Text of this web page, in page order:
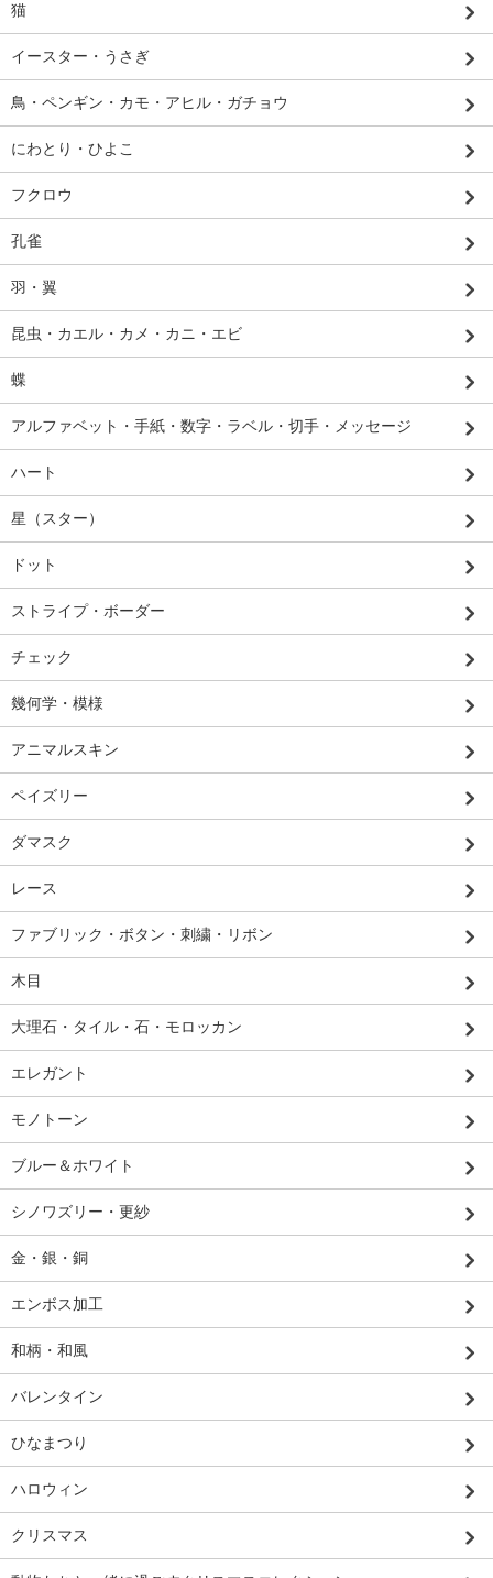
猫
イースター・うさぎ
鳥・ペンギン・カモ・アヒル・ガチョウ
にわとり・ひよこ
フクロウ
孔雀
羽・翼
昆虫・カエル・カメ・カニ・エビ
蝶
アルファベット・手紙・数字・ラベル・切手・メッセージ
ハート
星（スター）
ドット
ストライプ・ボーダー
チェック
幾何学・模様
アニマルスキン
ペイズリー
ダマスク
レース
ファブリック・ボタン・刺繍・リボン
木目
大理石・タイル・石・モロッカン
エレガント
モノトーン
ブルー＆ホワイト
シノワズリー・更紗
金・銀・銅
エンボス加工
和柄・和風
バレンタイン
ひなまつり
ハロウィン
クリスマス